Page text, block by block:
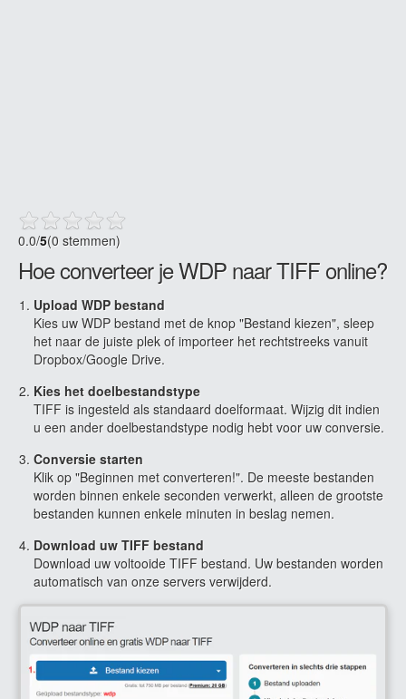
0.0/5(0 stemmen)
Hoe converteer je WDP naar TIFF online?
Upload WDP bestand
Kies uw WDP bestand met de knop "Bestand kiezen", sleep
het naar de juiste plek of importeer het rechtstreeks vanuit
Dropbox/Google Drive.
Kies het doelbestandstype
TIFF is ingesteld als standaard doelformaat. Wijzig dit indien
u een ander doelbestandstype nodig hebt voor uw conversie.
Conversie starten
Klik op "Beginnen met converteren!". De meeste bestanden
worden binnen enkele seconden verwerkt, alleen de grootste
bestanden kunnen enkele minuten in beslag nemen.
Download uw TIFF bestand
Download uw voltooide TIFF bestand. Uw bestanden worden
automatisch van onze servers verwijderd.